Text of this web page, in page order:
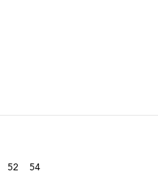
52 54